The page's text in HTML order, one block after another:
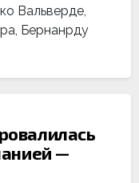
Вальверде,
Бернанрду
—